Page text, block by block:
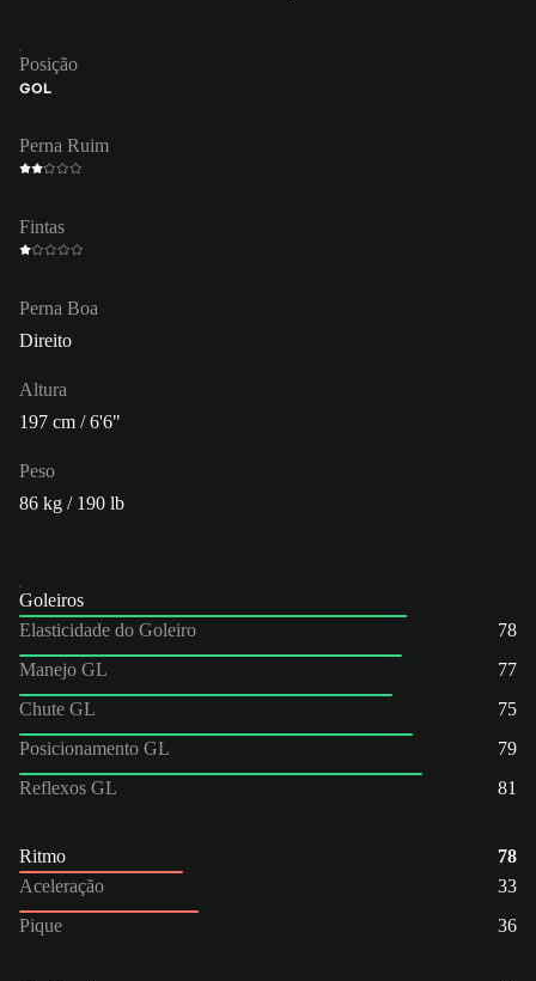
Posição
GOL
Perna Ruim
Fintas
Perna Boa
Direito
Altura
197 cm / 6'6"
Peso
86 kg / 190 lb
Goleiros
Elasticidade do Goleiro
78
Manejo GL
77
Chute GL
75
Posicionamento GL
79
Reflexos GL
81
Ritmo
78
Aceleração
33
Pique
36